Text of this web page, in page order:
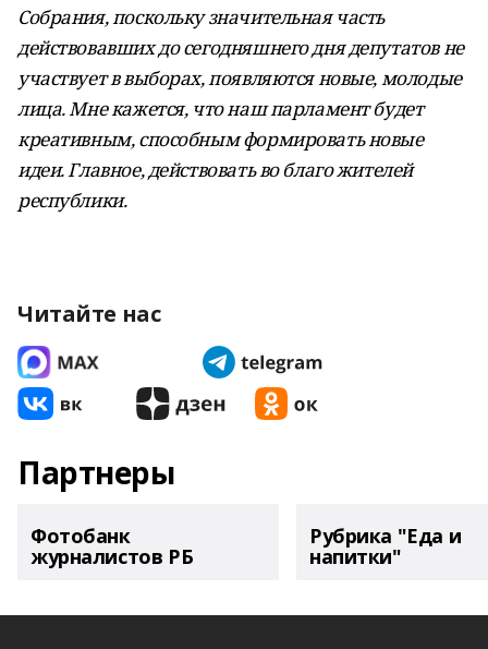
Собрания, поскольку значительная часть
действовавших до сегодняшнего дня депутатов не
участвует в выборах, появляются новые, молодые
лица. Мне кажется, что наш парламент будет
креативным, способным формировать новые
идеи. Главное, действовать во благо жителей
республики.
Читайте нас
Партнеры
Фотобанк
журналистов РБ
Рубрика "Еда и
напитки"